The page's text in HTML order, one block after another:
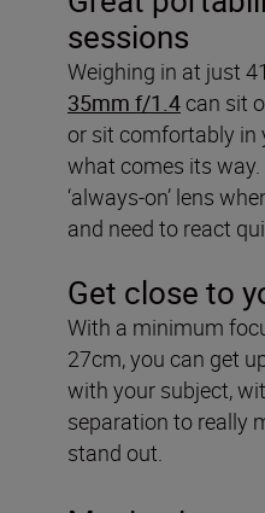
sessions
Weighing in at just
35mm f/1.4 can sit
or sit comfortably in
what comes its
‘always-on’ lens
and need to react
Get close to
With a minimum
27cm, you can get
with your subject,
separation to really
stand out.